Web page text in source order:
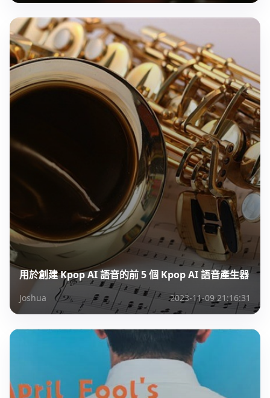
用於創建 Kpop AI 語音的前 5 個 Kpop AI 語音產生器
Joshua 2023-11-09 21:16:31